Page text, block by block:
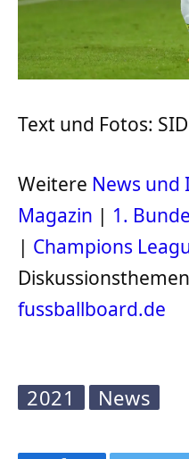
Text und Fotos: SID
Weitere News und
Magazin | 1.
| Champions
fussballboard.de
2021 News